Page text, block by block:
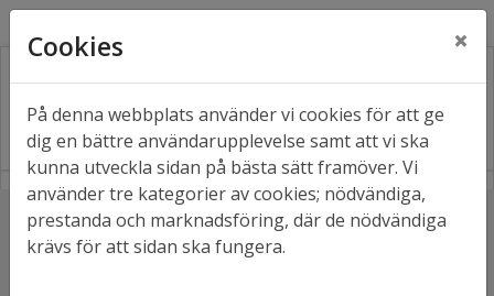
Lyssna
Hem
Aktuellt
Ett sommarlov för alla - Lulebo stödjer Vibes på
Cookies ×
På denna webbplats använder vi cookies för att ge
dig en bättre användarupplevelse samt att vi ska
kunna utveckla sidan på bästa sätt framöver. Vi
använder tre kategorier av cookies; nödvändiga,
prestanda och marknadsföring, där de nödvändiga
krävs för att sidan ska fungera.